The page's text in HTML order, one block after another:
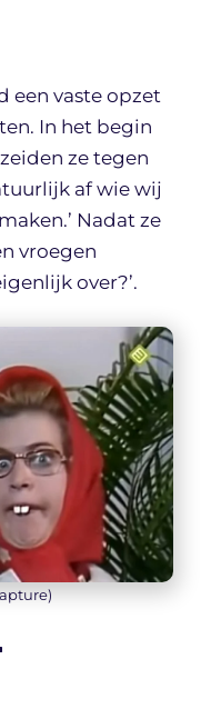
een vaste opzet
In het begin
ze tegen
af wie wij
Nadat ze
vroegen
over?’.